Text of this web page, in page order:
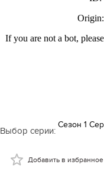
Выбор серии:
Добавить в избранное